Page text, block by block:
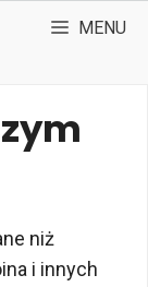
MENU
niż
i innych